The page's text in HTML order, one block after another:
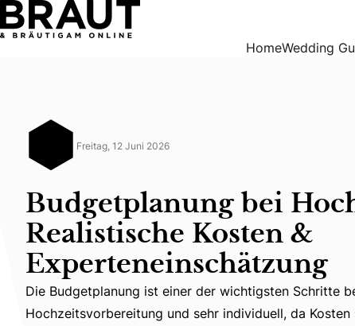
Budgetplanung bei Hochzeiten: Realistische Kosten &
HomeWedding
Freitag, 12 Juni 2026
Budgetplanung bei
Realistische Kosten &
Experteneinschätzung
Die Budgetplanung ist einer der wichtigsten Schritte
Die Budgetplanung ist einer der wichtigsten Schritte
Hochzeitsvorbereitung und sehr individuell, da